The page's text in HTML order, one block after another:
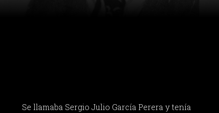
Se llamaba Sergio Julio García Perera y tenía